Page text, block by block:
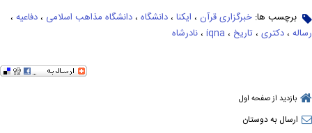
برچسب ها: خبرگزاری قرآن ، ایکنا ، دانشگاه ، دانشگاه مذاهب اسلامی ، دفاعیه ،
رساله ، دکتری ، تاریخ ، iqna ، نادرشاه
بازدید از صفحه اول
ارسال به دوستان